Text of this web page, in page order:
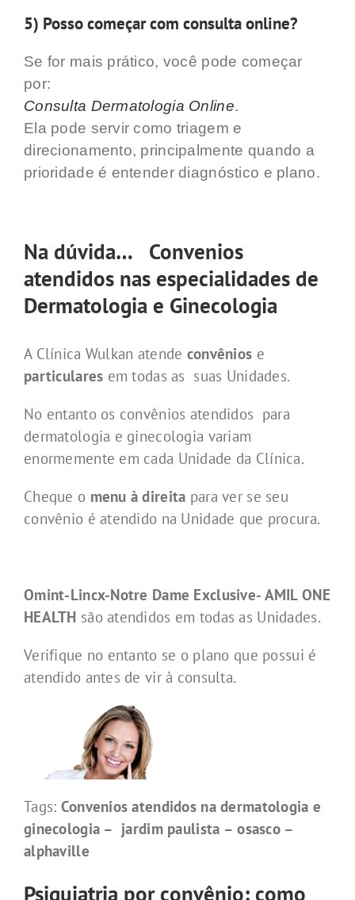
5) Posso começar com consulta online?
Se for mais prático, você pode começar
por:
Consulta Dermatologia Online.
Ela pode servir como triagem e
direcionamento, principalmente quando a
prioridade é entender diagnóstico e plano.
Na dúvida… Convenios
atendidos nas especialidades de
Dermatologia e Ginecologia
A Clínica Wulkan atende convênios e
particulares em todas as suas Unidades.
No entanto os convênios atendidos para
dermatologia e ginecologia variam
enormemente em cada Unidade da Clínica.
Cheque o menu à direita para ver se seu
convênio é atendido na Unidade que procura.
Omint-Lincx-Notre Dame Exclusive- AMIL ONE
HEALTH são atendidos em todas as Unidades.
Verifique no entanto se o plano que possui é
atendido antes de vir à consulta.
Tags: Convenios atendidos na dermatologia e
ginecologia – jardim paulista – osasco –
alphaville
Psiquiatria por convênio: como